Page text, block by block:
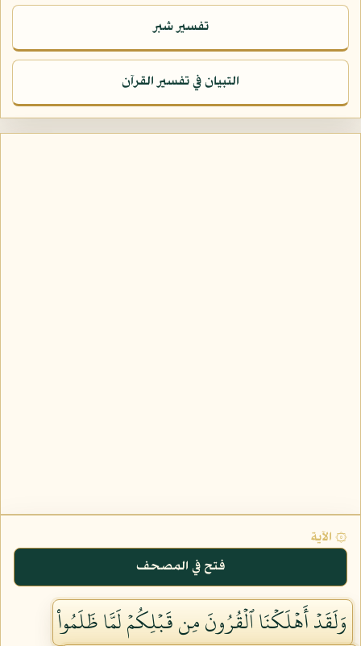
تفسير شبر
التبيان في تفسير القرآن
۞ الآية
فتح في المصحف
وَلَقَدۡ أَهۡلَكۡنَا ٱلۡقُرُونَ مِن قَبۡلِكُمۡ لَمَّا ظَلَمُواْ